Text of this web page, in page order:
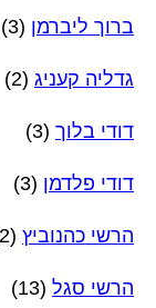
ברוך ליברמן (3)
גדליה קעניג (2)
דודי בלוך (3)
דודי פלדמן (3)
הרשי כהנוביץ (2)
הרשי סגל (13)